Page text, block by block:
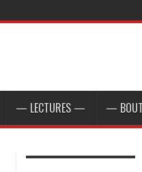
— LECTURES — —